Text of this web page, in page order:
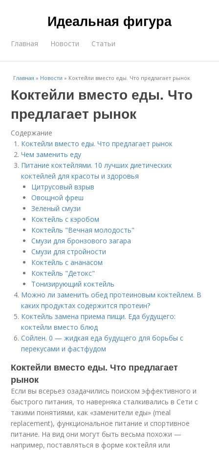
Идеальная фигура
Главная Новости Статьи
Главная » Новости » Коктейли вместо еды. Что предлагает рынок
Коктейли вместо еды. Что
предлагает рынок
Содержание
Коктейли вместо еды. Что предлагает рынок
Чем заменить еду
Питание коктейлями. 10 лучших диетических
коктейлей для красоты и здоровья
Цитрусовый взрыв
Овощной фреш
Зеленый смузи
Коктейль с кэробом
Коктейль "Вечная молодость"
Смузи для бронзового загара
Смузи для стройности
Коктейль с ананасом
Коктейль "Детокс"
Тонизирующий коктейль
Можно ли заменить обед протеиновым коктейлем. В
каких продуктах содержится протеин?
Коктейль замена приема пищи. Еда будущего:
коктейли вместо блюд
Сойлен. 0 — жидкая еда будущего для борьбы с
перекусами и фастфудом
Коктейли вместо еды. Что предлагает
рынок
Если вы всерьез озадачились поиском эффективного и
быстрого питания, то наверняка сталкивались в Сети с
такими понятиями, как «заменители еды» (meal
replacement), функциональное питание и спортивное
питание. На вид они могут быть весьма похожи —
например, поставляться в форме коктейля или